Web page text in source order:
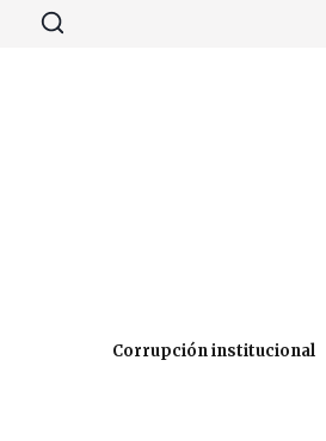
Saltar
Corrupción institucional